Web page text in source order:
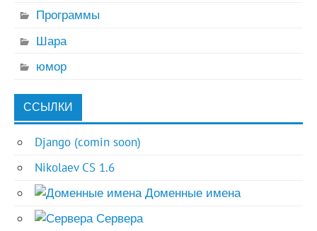
Программы
Шара
юмор
ССЫЛКИ
Django (comin soon)
Nikolaev CS 1.6
Доменные имена
Сервера